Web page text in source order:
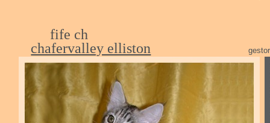
chafervalley elliston